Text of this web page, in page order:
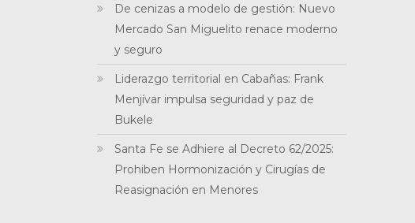
De cenizas a modelo de gestión: Nuevo
Mercado San Miguelito renace moderno
y seguro
Liderazgo territorial en Cabañas: Frank
Menjívar impulsa seguridad y paz de
Bukele
Santa Fe se Adhiere al Decreto 62/2025:
Prohiben Hormonización y Cirugías de
Reasignación en Menores